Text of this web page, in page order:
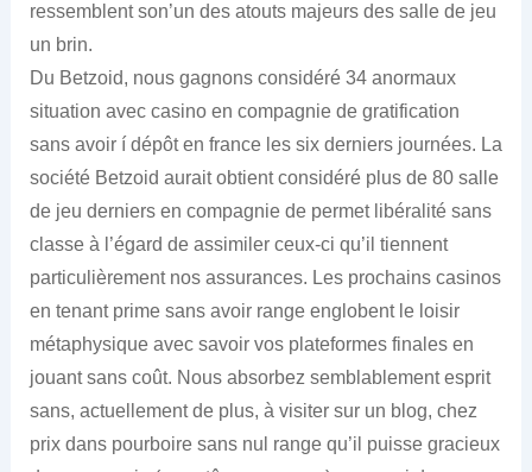
ressemblent son’un des atouts majeurs des salle de jeu
un brin.
Du Betzoid, nous gagnons considéré 34 anormaux
situation avec casino en compagnie de gratification
sans avoir í dépôt en france les six derniers journées. La
société Betzoid aurait obtient considéré plus de 80 salle
de jeu derniers en compagnie de permet libéralité sans
classe à l’égard de assimiler ceux-ci qu’il tiennent
particulièrement nos assurances. Les prochains casinos
en tenant prime sans avoir range englobent le loisir
métaphysique avec savoir vos plateformes finales en
jouant sans coût. Nous absorbez semblablement esprit
sans, actuellement de plus, à visiter sur un blog, chez
prix dans pourboire sans nul range qu’il puisse gracieux